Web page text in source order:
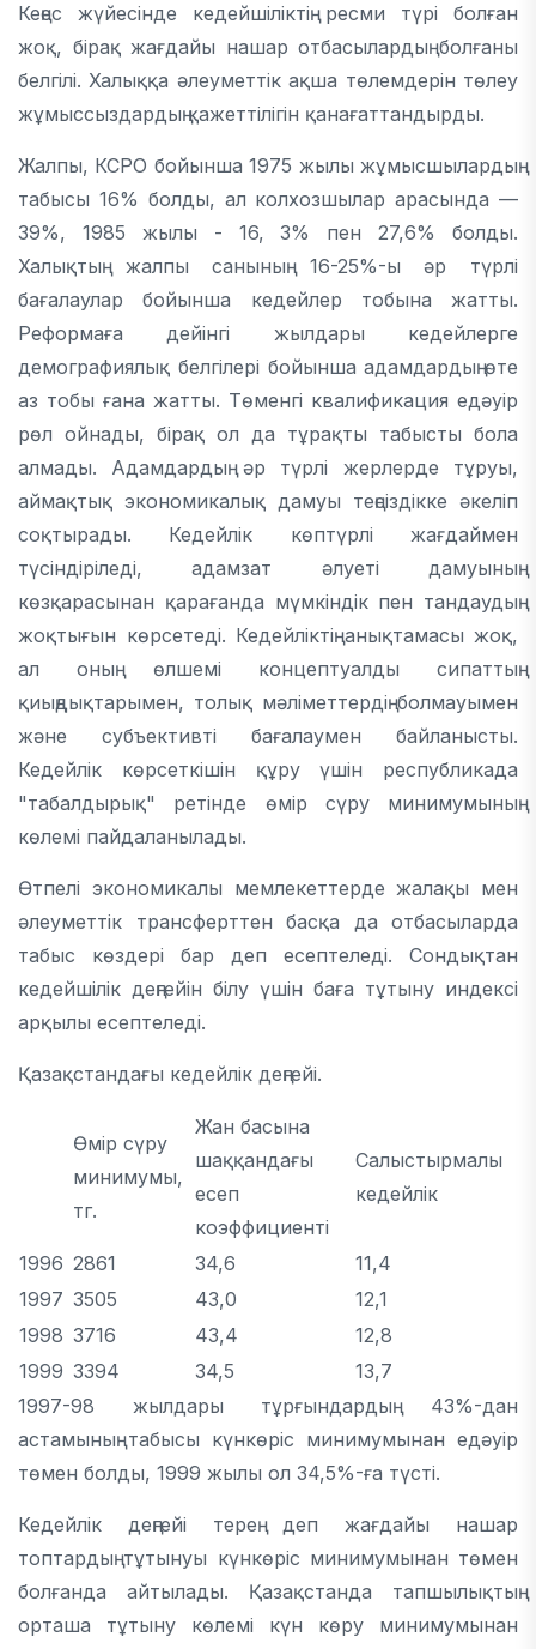
Кеңес жүйесінде кедейшіліктің ресми түрі болған
жоқ, бірақ жағдайы нашар отбасылардың болғаны
белгілі. Халыққа әлеуметтік ақша төлемдерін төлеу
жұмыссыздардың қажеттілігін қанағаттандырды.
Жалпы, КСРО бойынша 1975 жылы жұмысшылардың
табысы 16% болды, ал колхозшылар арасында —
39%, 1985 жылы - 16, 3% пен 27,6% болды.
Халықтың жалпы санының 16-25%-ы әр түрлі
бағалаулар бойынша кедейлер тобына жатты.
Реформаға дейінгі жылдары кедейлерге
демографиялық белгілері бойынша адамдардың өте
аз тобы ғана жатты. Төменгі квалификация едәуір
рөл ойнады, бірақ ол да тұрақты табысты бола
алмады. Адамдардың әр түрлі жерлерде тұруы,
аймақтық экономикалық дамуы теңсіздікке әкеліп
соқтырады. Кедейлік көптүрлі жағдаймен
түсіндіріледі, адамзат әлуеті дамуының
көзқарасынан қарағанда мүмкіндік пен тандаудың
жоқтығын көрсетеді. Кедейліктің анықтамасы жоқ,
ал оның өлшемі концептуалды сипаттың
қиыңдықтарымен, толық мәліметтердің болмауымен
және субъективті бағалаумен байланысты.
Кедейлік көрсеткішін құру үшін республикада
"табалдырық" ретінде өмір сүру минимумының
көлемі пайдаланылады.
Өтпелі экономикалы мемлекеттерде жалақы мен
әлеуметтік трансферттен басқа да отбасыларда
табыс көздері бар деп есептеледі. Сондықтан
кедейшілік деңгейін білу үшін баға тұтыну индексі
арқылы есептеледі.
Қазақстандағы кедейлік деңгейі.
Өмір сүру
минимумы,
тг.
Жан басына
шаққандағы
есеп
коэффициенті
Салыстырмалы
кедейлік
1996 2861 34,6
11,4
1997 3505 43,0
12,1
1998 3716 43,4
12,8
1999 3394 34,5
13,7
1997-98 жылдары тұрғындардың 43%-дан
астамының табысы күнкөріс минимумынан едәуір
төмен болды, 1999 жылы ол 34,5%-ға түсті.
Кедейлік деңгейі терең деп жағдайы нашар
топтардың тұтынуы күнкөріс минимумынан төмен
болғанда айтылады. Қазақстанда тапшылықтың
орташа тұтыну көлемі күн көру минимумынан